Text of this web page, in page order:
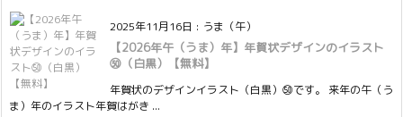
2025年11月16日 : うま（午）
【2026年午（うま）年】年賀状デザインのイラスト
㊿（白黒）【無料】
年賀状のデザインイラスト（白黒）㊿です。 来年の午（う
ま）年のイラスト年賀はがき ...